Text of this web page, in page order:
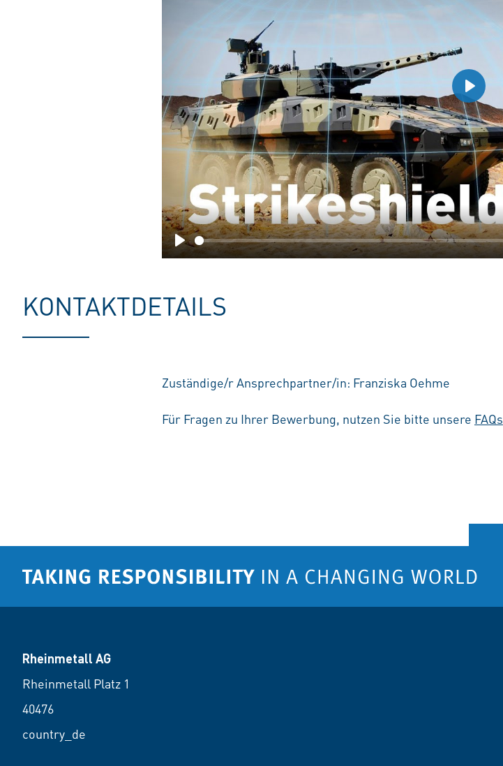
Play
Play
KONTAKTDETAILS
Zuständige/r Ansprechpartner/in: Franziska Oehme
Für Fragen zu Ihrer Bewerbung, nutzen Sie bitte unsere FAQs
Rheinmetall AG
Rheinmetall Platz 1
40476
country_de